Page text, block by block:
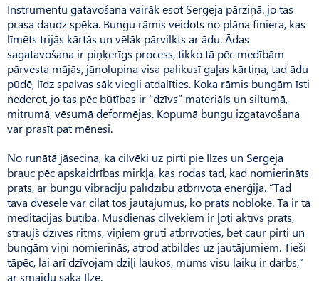
Instrumentu gatavošana vairāk esot Sergeja pārziņā. jo tas
prasa daudz spēka. Bungu rāmis veidots no plāna finiera, kas
līmēts trijās kārtās un vēlāk pārvilkts ar ādu. Ādas
sagatavošana ir piņķerīgs process, tikko tā pēc medībām
pārvesta mājās, jānolupina visa palikusī gaļas kārtiņa, tad ādu
pūdē, līdz spalvas sāk viegli atdalīties. Koka rāmis bungām īsti
nederot, jo tas pēc būtības ir “dzīvs” materiāls un siltumā,
mitrumā, vēsumā deformējas. Kopumā bungu izgatavošana
var prasīt pat mēnesi.
No runātā jāsecina, ka cilvēki uz pirti pie Ilzes un Sergeja
brauc pēc apskaidrības mirkļa, kas rodas tad, kad nomierināts
prāts, ar bungu vibrāciju palīdzību atbrīvota enerģija. “Tad
tava dvēsele var cilāt tos jautājumus, ko prāts nobloķē. Tā ir tā
meditācijas būtība. Mūsdienās cilvēkiem ir ļoti aktīvs prāts,
straujš dzīves ritms, viņiem grūti atbrīvoties, bet caur pirti un
bungām viņi nomierinās, atrod atbildes uz jautājumiem. Tieši
tāpēc, lai arī dzīvojam dziļi laukos, mums visu laiku ir darbs,”
ar smaidu saka Ilze.